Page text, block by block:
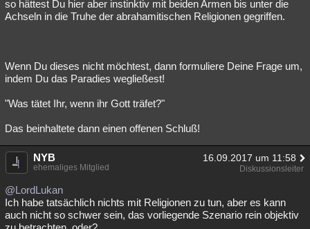
so hättest Du hier aber instinktiv mit beiden Armen bis unter die
Achseln in die Truhe der abrahamitischen Religionen gegriffen.
Wenn Du dieses nicht möchtest, dann formuliere Deine Frage um,
indem Du das Paradies wegließest!
"Was tätet Ihr, wenn ihr Gott träfet?"
Das beinhaltete dann einen offenen Schluß!
NYB 16.09.2017 um 11:58
ehemaliges Mitglied Diskussionsleiter
@LordLukan
Ich habe tatsächlich nichts mit Religionen zu tun, aber es kann
auch nicht so schwer sein, das vorliegende Szenario rein objektiv